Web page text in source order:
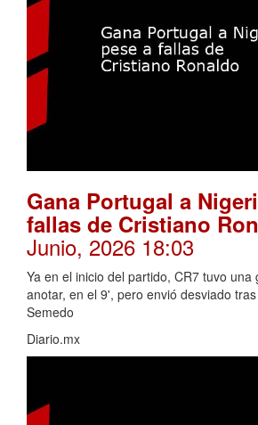
Gana Portugal a
fallas de Cristiano
Junio, 2026 18:03
Ya en el inicio del partido, CR7 tuvo
anotar, en el 9', pero envió desviado
Semedo
Diario.mx